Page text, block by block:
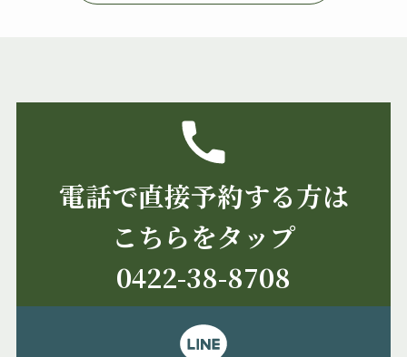
電話で直接予約する方は
こちらをタップ
0422-38-8708